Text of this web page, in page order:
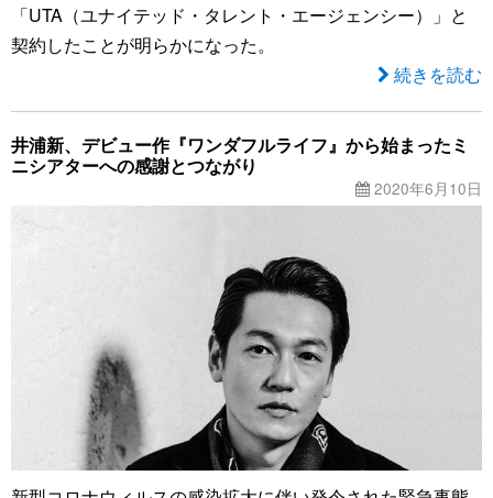
「UTA（ユナイテッド・タレント・エージェンシー）」と
契約したことが明らかになった。
続きを読む
井浦新、デビュー作『ワンダフルライフ』から始まったミ
ニシアターへの感謝とつながり
2020年6月10日